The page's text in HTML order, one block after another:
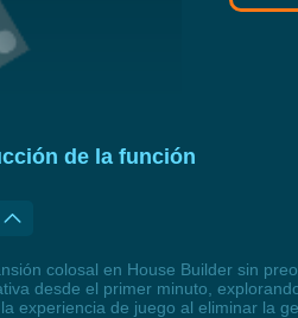
de la función
colosal en House Builder sin
desde el primer minuto,
experiencia de juego al eliminar la